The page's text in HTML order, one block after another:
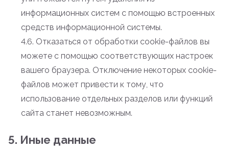
информационных систем с помощью встроенных
средств информационной системы.
4.6. Отказаться от обработки cookie-файлов вы
можете с помощью соответствующих настроек
вашего браузера. Отключение некоторых cookie-
файлов может привести к тому, что
использование отдельных разделов или функций
сайта станет невозможным.
5. Иные данные